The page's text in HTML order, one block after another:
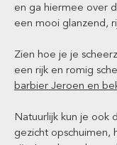
en ga hiermee over
een mooi glanzend,
Zien hoe je je
een rijk en romig
barbier Jeroen en
Natuurlijk kun je ook
gezicht opschuimen,